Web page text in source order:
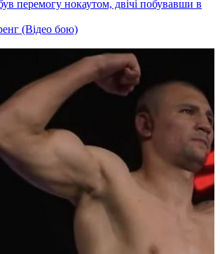
перемогу нокаутом, двічі побувавши в
(Відео бою)